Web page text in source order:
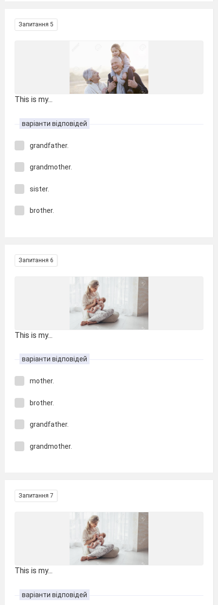
Запитання 5
This is my...
варіанти відповідей
grandfather.
grandmother.
sister.
brother.
Запитання 6
This is my...
варіанти відповідей
mother.
brother.
grandfather.
grandmother.
Запитання 7
This is my...
варіанти відповідей